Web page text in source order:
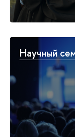
Научный